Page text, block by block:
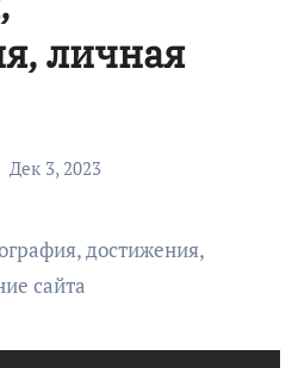
личная
Дек 3, 2023